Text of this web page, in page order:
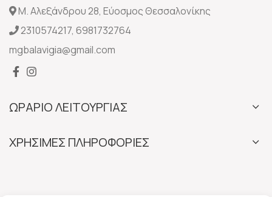
Μ. Αλεξάνδρου 28, Εύοσμος Θεσσαλονίκης
2310574217, 6981732764
mgbalavigia@gmail.com
ΩΡΑΡΙΟ ΛΕΙΤΟΥΡΓΙΑΣ
ΧΡΗΣΙΜΕΣ ΠΛΗΡΟΦΟΡΙΕΣ